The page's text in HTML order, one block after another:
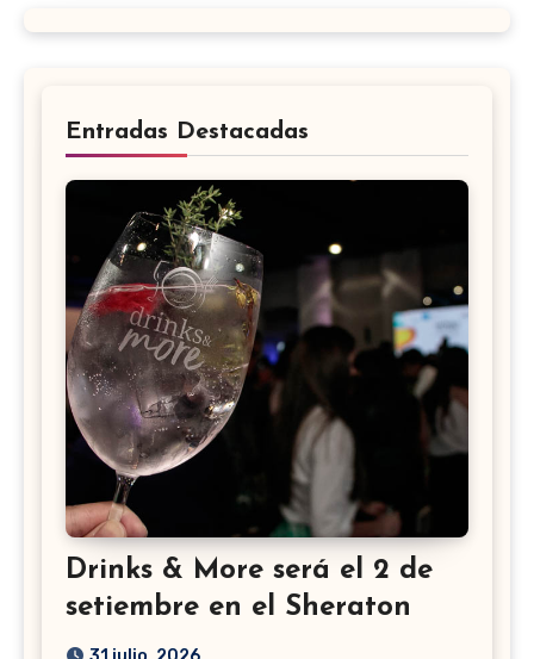
Entradas Destacadas
Drinks & More será el 2 de
setiembre en el Sheraton